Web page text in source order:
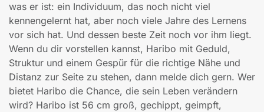
was er ist: ein Individuum, das noch nicht viel
kennengelernt hat, aber noch viele Jahre des Lernens
vor sich hat. Und dessen beste Zeit noch vor ihm liegt.
Wenn du dir vorstellen kannst, Haribo mit Geduld,
Struktur und einem Gespür für die richtige Nähe und
Distanz zur Seite zu stehen, dann melde dich gern. Wer
bietet Haribo die Chance, die sein Leben verändern
wird? Haribo ist 56 cm groß, gechippt, geimpft,